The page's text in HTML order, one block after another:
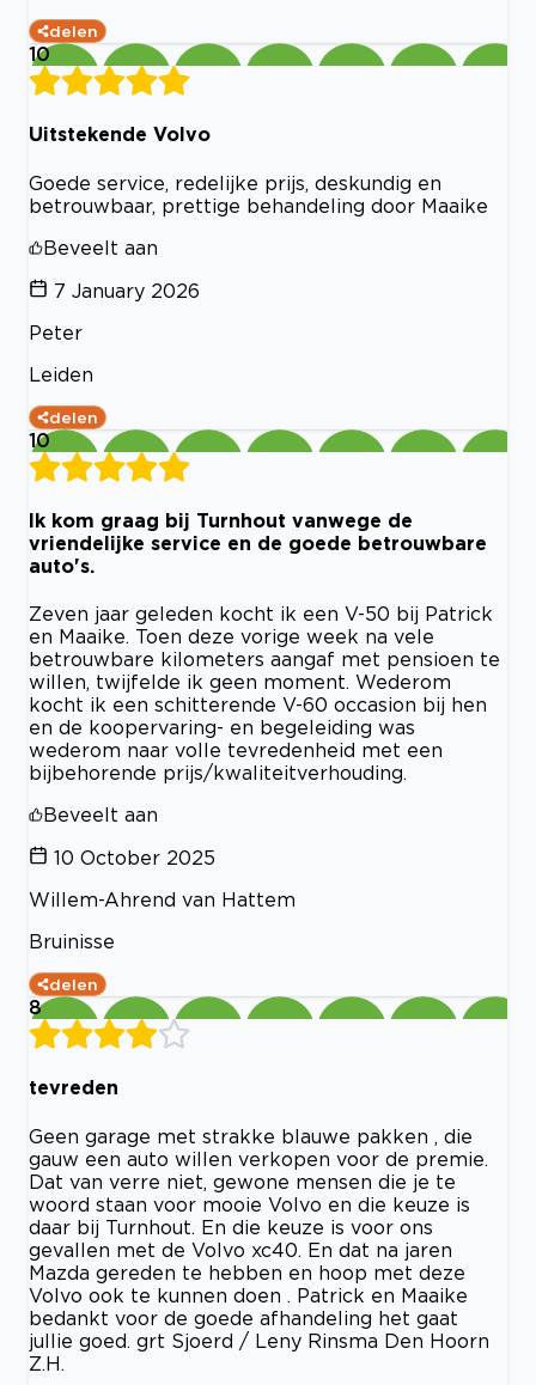
delen
10
Uitstekende Volvo
Goede service, redelijke prijs, deskundig en
betrouwbaar, prettige behandeling door Maaike
Beveelt aan
7 January 2026
Peter
Leiden
delen
10
Ik kom graag bij Turnhout vanwege de
vriendelijke service en de goede betrouwbare
auto's.
Zeven jaar geleden kocht ik een V-50 bij Patrick
en Maaike. Toen deze vorige week na vele
betrouwbare kilometers aangaf met pensioen te
willen, twijfelde ik geen moment. Wederom
kocht ik een schitterende V-60 occasion bij hen
en de koopervaring- en begeleiding was
wederom naar volle tevredenheid met een
bijbehorende prijs/kwaliteitverhouding.
Beveelt aan
10 October 2025
Willem-Ahrend van Hattem
Bruinisse
delen
8
tevreden
Geen garage met strakke blauwe pakken , die
gauw een auto willen verkopen voor de premie.
Dat van verre niet, gewone mensen die je te
woord staan voor mooie Volvo en die keuze is
daar bij Turnhout. En die keuze is voor ons
gevallen met de Volvo xc40. En dat na jaren
Mazda gereden te hebben en hoop met deze
Volvo ook te kunnen doen . Patrick en Maaike
bedankt voor de goede afhandeling het gaat
jullie goed. grt Sjoerd / Leny Rinsma Den Hoorn
Z.H.